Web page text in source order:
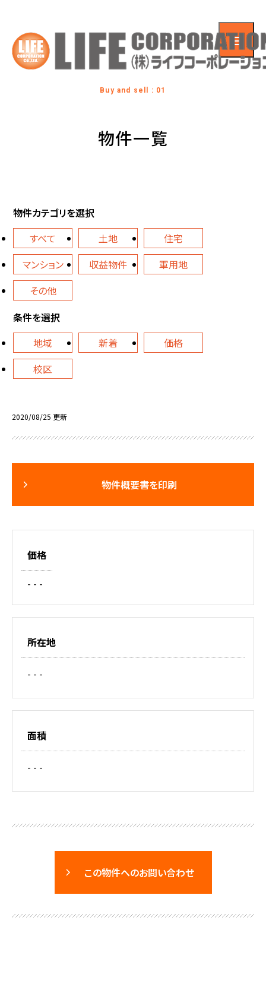
Buy and sell : 01
物件一覧
物件カテゴリを選択
すべて
土地
住宅
マンション
収益物件
軍用地
その他
条件を選択
地域
新着
価格
校区
2020/08/25 更新
物件概要書を印刷
価格
- - -
所在地
- - -
面積
- - -
この物件へのお問い合わせ